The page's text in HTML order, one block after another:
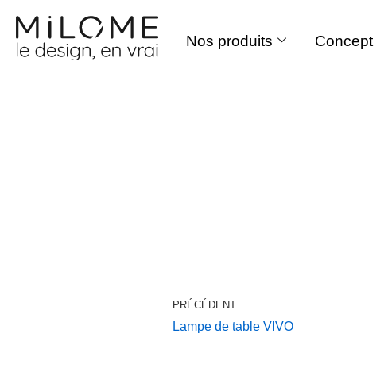
Aller
Nos produits Concept
PRÉCÉDENT
Lampe de table VIVO